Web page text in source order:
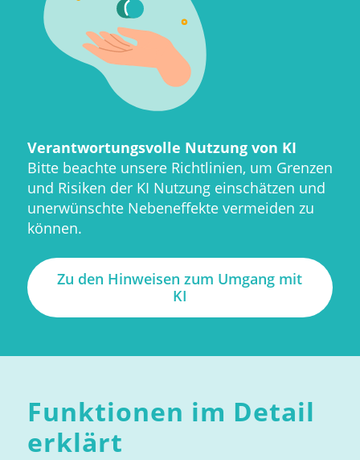
Verantwortungsvolle Nutzung von KI
Bitte beachte unsere Richtlinien, um Grenzen
und Risiken der KI Nutzung einschätzen und
unerwünschte Nebeneffekte vermeiden zu
können.
Zu den Hinweisen zum Umgang mit
KI
Funktionen im Detail
erklärt